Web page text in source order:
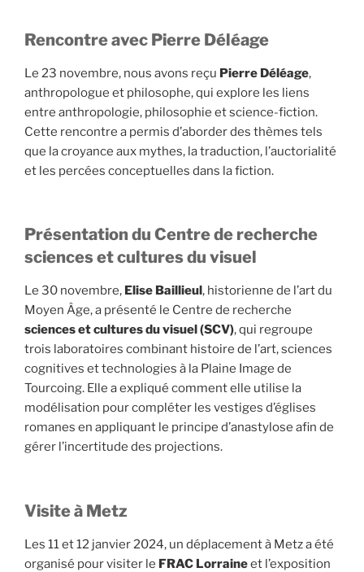
Rencontre avec Pierre Déléage
Le 23 novembre, nous avons reçu Pierre Déléage,
anthropologue et philosophe, qui explore les liens
entre anthropologie, philosophie et science-fiction.
Cette rencontre a permis d’aborder des thèmes tels
que la croyance aux mythes, la traduction, l’auctorialité
et les percées conceptuelles dans la fiction.
Présentation du Centre de recherche
sciences et cultures du visuel
Le 30 novembre, Elise Baillieul, historienne de l’art du
Moyen Âge, a présenté le Centre de recherche
sciences et cultures du visuel (SCV), qui regroupe
trois laboratoires combinant histoire de l’art, sciences
cognitives et technologies à la Plaine Image de
Tourcoing. Elle a expliqué comment elle utilise la
modélisation pour compléter les vestiges d’églises
romanes en appliquant le principe d’anastylose afin de
gérer l’incertitude des projections.
Visite à Metz
Les 11 et 12 janvier 2024, un déplacement à Metz a été
organisé pour visiter le FRAC Lorraineet l’exposition